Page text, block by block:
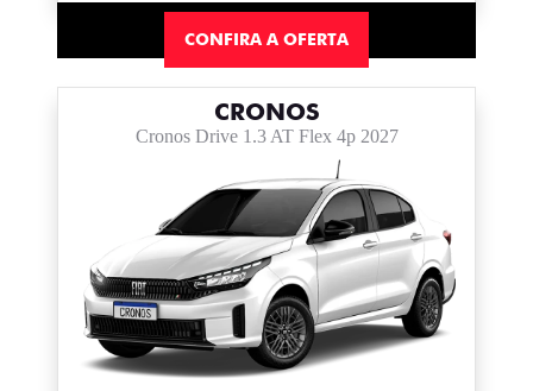
CONFIRA A OFERTA
CRONOS
Cronos Drive 1.3 AT Flex 4p 2027